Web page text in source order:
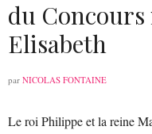
du
Elisabeth
par NICOLAS FONTAINE
Le roi Philippe et la reine